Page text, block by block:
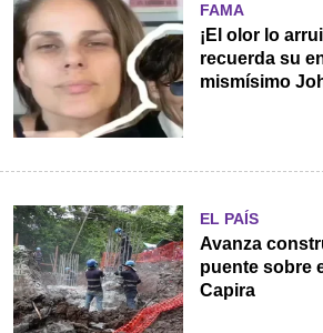
FAMA
¡El olor lo
recuerda su
mismísimo
EL PAÍS
Avanza
puente sobre
Capira